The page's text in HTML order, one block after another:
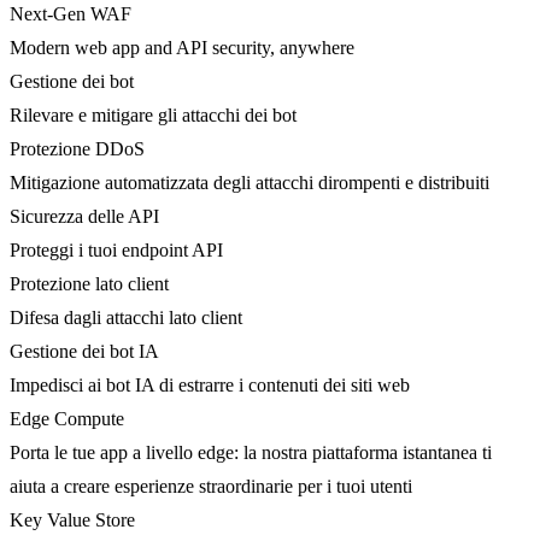
Next-Gen WAF
Modern web app and API security, anywhere
Gestione dei bot
Rilevare e mitigare gli attacchi dei bot
Protezione DDoS
Mitigazione automatizzata degli attacchi dirompenti e distribuiti
Sicurezza delle API
Proteggi i tuoi endpoint API
Protezione lato client
Difesa dagli attacchi lato client
Gestione dei bot IA
Impedisci ai bot IA di estrarre i contenuti dei siti web
Edge Compute
Porta le tue app a livello edge: la nostra piattaforma istantanea ti
aiuta a creare esperienze straordinarie per i tuoi utenti
Key Value Store